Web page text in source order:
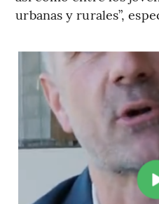
urbanas y rurales”,